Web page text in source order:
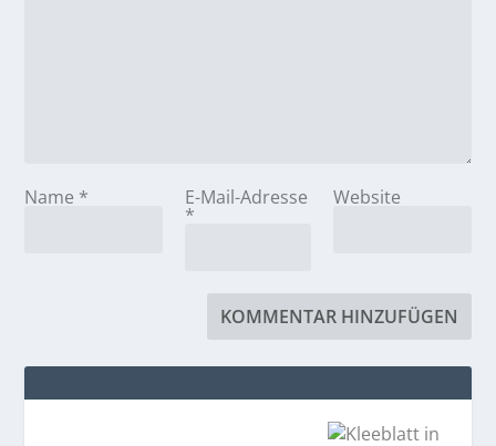
Name * E-Mail-Adresse
*
Website